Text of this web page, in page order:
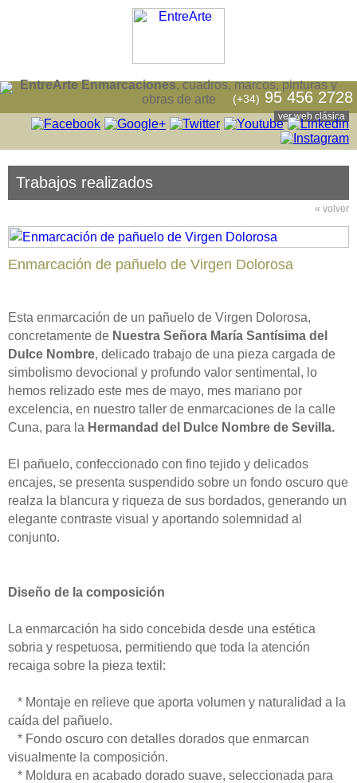
EntreArte Enmarcaciones, cuadros, marcos, pinturas y
obras de arte
ver web clásica
(+34) 95 456 2728
Trabajos realizados
« volver
Enmarcación de pañuelo de Virgen Dolorosa
Esta enmarcación de un pañuelo de Virgen Dolorosa,
concretamente de Nuestra Señora María Santísima del
Dulce Nombre, delicado trabajo de una pieza cargada de
simbolismo devocional y profundo valor sentimental, lo
hemos relizado este mes de mayo, mes mariano por
excelencia, en nuestro taller de enmarcaciones de la calle
Cuna, para la Hermandad del Dulce Nombre de Sevilla.
El pañuelo, confeccionado con fino tejido y delicados
encajes, se presenta suspendido sobre un fondo oscuro que
realza la blancura y riqueza de sus bordados, generando un
elegante contraste visual y aportando solemnidad al
conjunto.
Diseño de la composición
La enmarcación ha sido concebida desde una estética
sobria y respetuosa, permitiendo que toda la atención
recaiga sobre la pieza textil:
* Montaje en relieve que aporta volumen y naturalidad a la
caída del pañuelo.
* Fondo oscuro con detalles dorados que enmarcan
visualmente la composición.
* Moldura en acabado dorado suave, seleccionada para